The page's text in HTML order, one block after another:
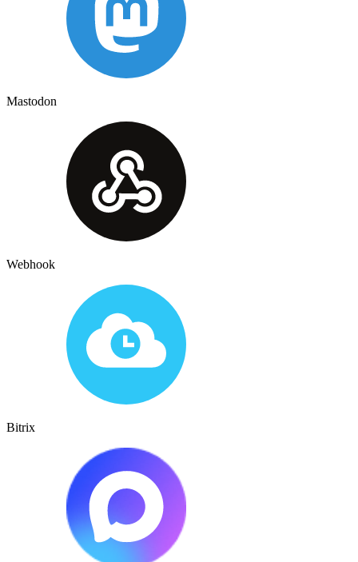
Mastodon
Webhook
Bitrix